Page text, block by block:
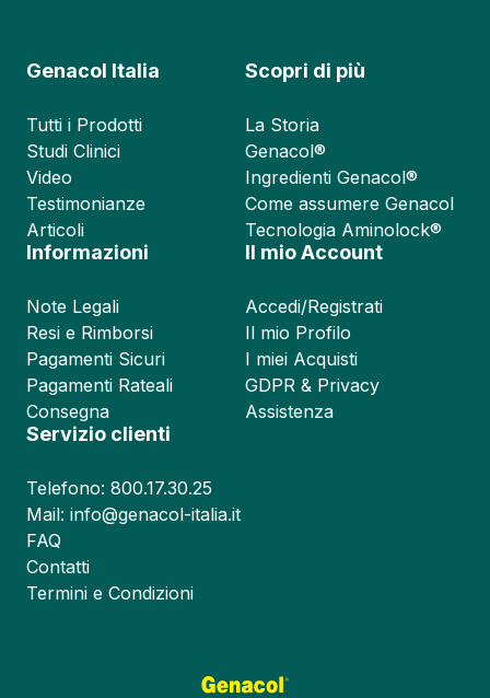
Genacol Italia
Tutti i Prodotti
Studi Clinici
Video
Testimonianze
Articoli
Scopri di più
La Storia
Genacol®
Ingredienti Genacol®
Come assumere Genacol
Tecnologia Aminolock®
Informazioni
Note Legali
Resi e Rimborsi
Pagamenti Sicuri
Pagamenti Rateali
Consegna
Il mio Account
Accedi/Registrati
Il mio Profilo
I miei Acquisti
GDPR & Privacy
Assistenza
Servizio clienti
Telefono: 800.17.30.25
Mail: info@genacol-italia.it
FAQ
Contatti
Termini e Condizioni